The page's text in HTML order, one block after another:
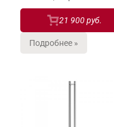
21 900 руб.
Подробнее »